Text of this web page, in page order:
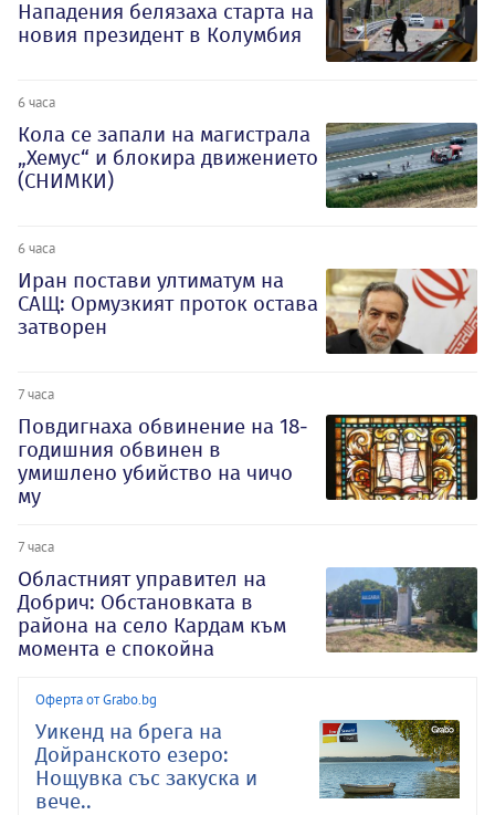
Нападения белязаха старта на
новия президент в Колумбия
6 часа
Кола се запали на магистрала
„Хемус“ и блокира движението
(СНИМКИ)
6 часа
Иран постави ултиматум на
САЩ: Ормузкият проток остава
затворен
7 часа
Повдигнаха обвинение на 18-
годишния обвинен в
умишлено убийство на чичо
му
7 часа
Oбластният управител на
Добрич: Обстановката в
района на село Кардам към
момента е спокойна
Оферта от Grabo.bg
Уикенд на брега на
Дойранското езеро:
Нощувка със закуска и
вече..